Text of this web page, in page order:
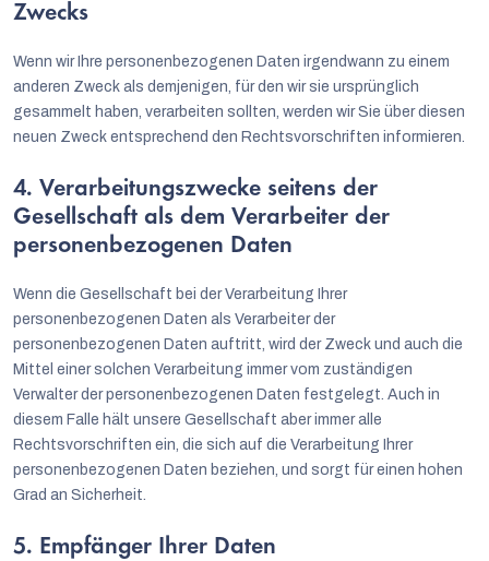
Zwecks
Wenn wir Ihre personenbezogenen Daten irgendwann zu einem
anderen Zweck als demjenigen, für den wir sie ursprünglich
gesammelt haben, verarbeiten sollten, werden wir Sie über diesen
neuen Zweck entsprechend den Rechtsvorschriften informieren.
4. Verarbeitungszwecke seitens der
Gesellschaft als dem Verarbeiter der
personenbezogenen Daten
Wenn die Gesellschaft bei der Verarbeitung Ihrer
personenbezogenen Daten als Verarbeiter der
personenbezogenen Daten auftritt, wird der Zweck und auch die
Mittel einer solchen Verarbeitung immer vom zuständigen
Verwalter der personenbezogenen Daten festgelegt. Auch in
diesem Falle hält unsere Gesellschaft aber immer alle
Rechtsvorschriften ein, die sich auf die Verarbeitung Ihrer
personenbezogenen Daten beziehen, und sorgt für einen hohen
Grad an Sicherheit.
5. Empfänger Ihrer Daten